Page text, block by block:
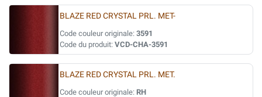
BLAZE RED CRYSTAL PRL. MET-
Code couleur originale: 3591
Code du produit: VCD-CHA-3591
BLAZE RED CRYSTAL PRL. MET.
Code couleur originale: RH